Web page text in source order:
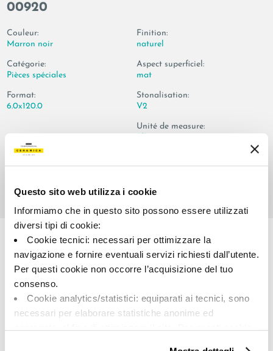
Questo sito web utilizza i cookie
Informiamo che in questo sito possono essere utilizzati
diversi tipi di cookie:
Cookie tecnici: necessari per ottimizzare la
navigazione e fornire eventuali servizi richiesti dall’utente.
Per questi cookie non occorre l’acquisizione del tuo
consenso.
Cookie analytics/statistici: equiparati ai tecnici, sono
necessari per elaborare statistiche anonime ed
00920
Couleur:
Marron noir
Catégorie:
Pièces spéciales
Format:
6.0x120.0
Finition:
naturel
Aspect superficiel:
mat
Stonalisation:
V2
Unité de measure:
Share: